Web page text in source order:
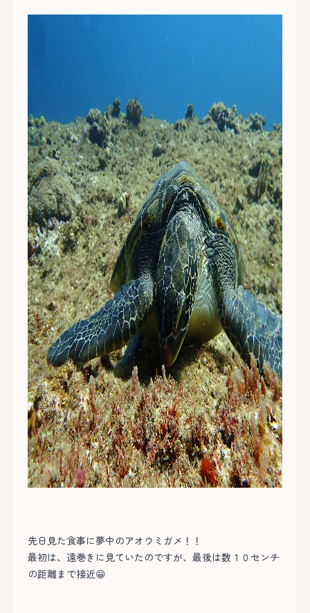
先日見た食事に夢中のアオウミガメ！！
最初は、遠巻きに見ていたのですが、最後は数１０センチ
の距離まで接近😁